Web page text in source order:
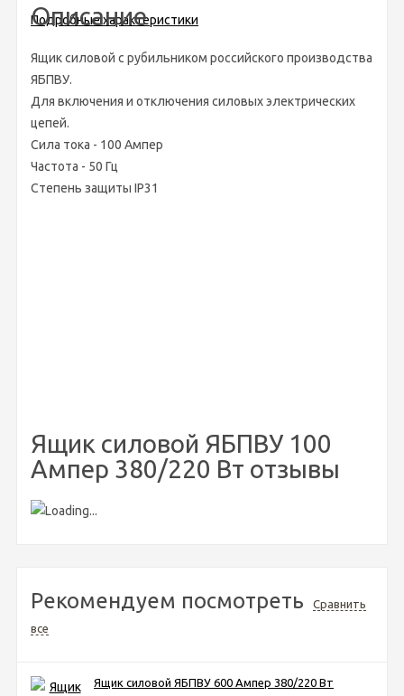
Подробные характеристики
Описание
Ящик силовой с рубильником российского производства
ЯБПВУ.
Для включения и отключения силовых электрических
цепей.
Сила тока - 100 Ампер
Частота - 50 Гц
Степень защиты IP31
Ящик силовой ЯБПВУ 100
Ампер 380/220 Вт отзывы
Рекомендуем посмотреть
Сравнить
все
Ящик силовой ЯБПВУ 600 Ампер 380/220 Вт